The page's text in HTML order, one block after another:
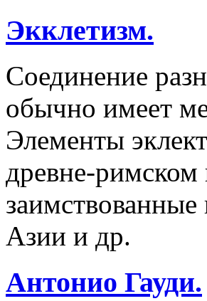
Экклетизм.
Соединение
обычно имеет
Элементы
древне-
Азии и др.
Антонио Гауди.